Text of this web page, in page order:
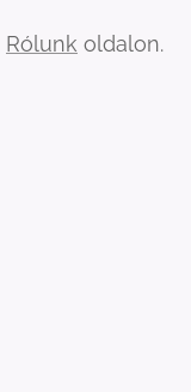
Rólunk oldalon.